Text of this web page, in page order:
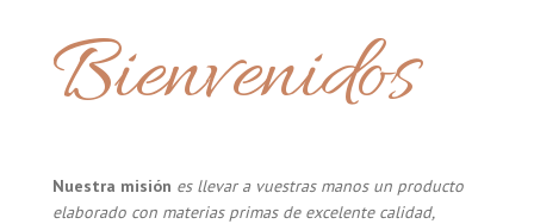
Bienvenidos
Nuestra misión es llevar a vuestras manos un producto
elaborado con materias primas de excelente calidad,